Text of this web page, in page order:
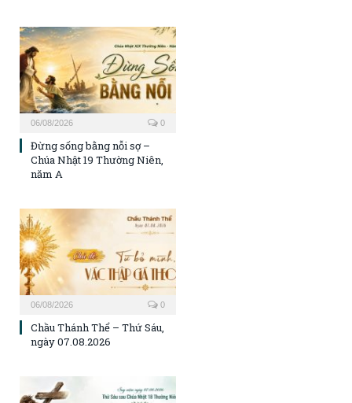
06/08/2026 0
Đừng sống bằng nỗi sợ –
Chúa Nhật 19 Thường Niên,
năm A
06/08/2026 0
Chầu Thánh Thể – Thứ Sáu,
ngày 07.08.2026